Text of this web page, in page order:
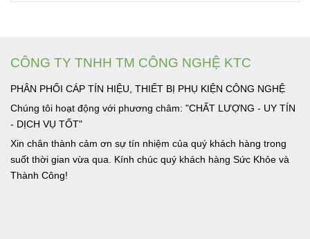
CÔNG TY TNHH TM CÔNG NGHỆ KTC
PHÂN PHỐI CÁP TÍN HIỆU, THIẾT BỊ PHỤ KIỆN CÔNG NGHỆ
Chúng tôi hoạt động với phương châm: "CHẤT LƯỢNG - UY TÍN
- DỊCH VỤ TỐT"
Xin chân thành cảm ơn sự tín nhiệm của quý khách hàng trong
suốt thời gian vừa qua. Kính chúc quý khách hàng Sức Khỏe và
Thành Công!